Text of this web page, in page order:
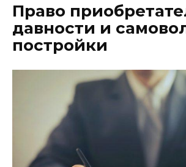
Право
давности и
постройки